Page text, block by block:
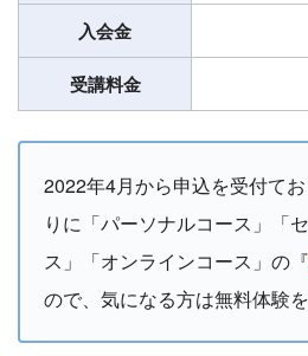
入会金
受講料金
2022年4月から申込を受付て
りに「パーソナルコース」「
ス」「オンラインコース」の『
ので、気になる方は無料体験